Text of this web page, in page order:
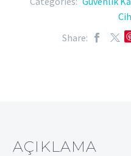
Share:
AÇIKLAMA